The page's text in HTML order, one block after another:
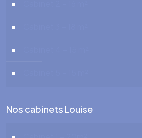
Nos cabinets Louise